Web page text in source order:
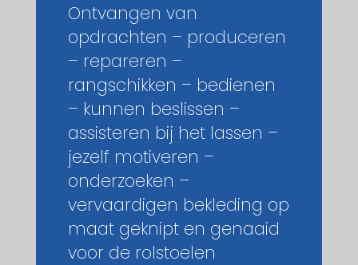
Ontvangen van
opdrachten – produceren
– repareren –
rangschikken – bedienen
– kunnen beslissen –
assisteren bij het lassen –
jezelf motiveren –
onderzoeken –
vervaardigen bekleding op
maat geknipt en genaaid
voor de rolstoelen